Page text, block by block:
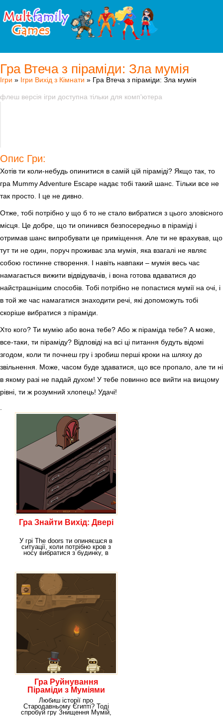
Гра Втеча з піраміди: Зла мумія
Ігри » Ігри Вихід з Кімнати » Гра Втеча з піраміди: Зла мумія
флеш версія ігри доступна тільки для комп'ютера
Опис Гри:
Хотів ти коли-небудь опинитися в самій цій піраміді? Якщо так, то
гра Mummy Adventure Escape надає тобі такий шанс. Тільки все не
так просто. І це не дивно.
Отже, тобі потрібно у що б то не стало вибратися з цього зловісного
місця. Це добре, що ти опинився безпосередньо в піраміді і
отримав шанс випробувати це приміщення. Але ти не врахував, що
тут ти не один, поруч проживає зла мумія, яка взагалі не являє
собою гостинне створення. І навіть навпаки – мумія весь час
намагається вижити відвідувачів, і вона готова вдаватися до
найстрашнішим способів. Тобі потрібно не попастися мумії на очі, і
в той же час намагатися знаходити речі, які допоможуть тобі
скоріше вибратися з піраміди.
Хто кого? Ти мумію або вона тебе? Або ж піраміда тебе? А може,
все-таки, ти піраміду? Відповіді на всі ці питання будуть відомі
згодом, коли ти почнеш гру і зробиш перші кроки на шляху до
звільнення. Може, часом буде здаватися, що все пропало, але ти ні
в якому разі не падай духом! У тебе повинно все вийти на вищому
рівні, ти ж розумний хлопець! Удачі!
Гра Знайти Вихід: Двері
У грі The doors ти опиняєшся в
ситуації, коли потрібно кров з
носу вибратися з будинку, в
Гра Руйнування
Піраміди з Муміями
Любиш історії про
Стародавньому Єгипті? Тоді
спробуй гру Знищення Мумій,